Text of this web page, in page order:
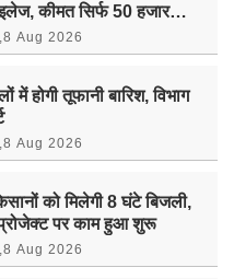
कीमत सिर्फ 50 हजार
Aug 2026
में होगी तूफानी बारिश, विभाग
Aug 2026
को मिलेगी 8 घंटे बिजली,
पर काम हुआ शुरू
Aug 2026